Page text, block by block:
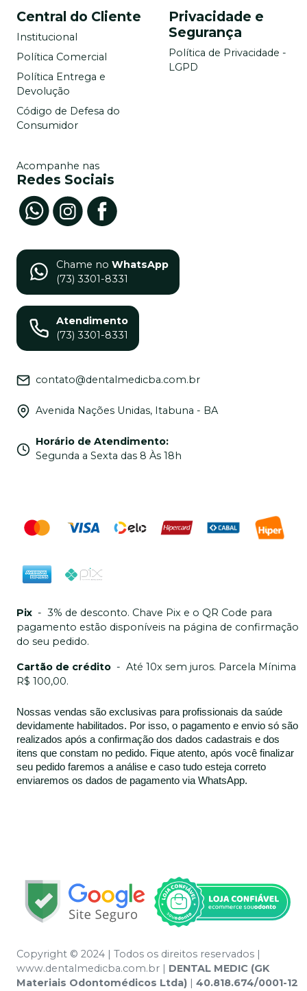
Central do Cliente
Institucional
Política Comercial
Política Entrega e
Devolução
Código de Defesa do
Consumidor
Privacidade e
Segurança
Política de Privacidade -
LGPD
Acompanhe nas
Redes Sociais
Chame no WhatsApp
(73) 3301-8331
Atendimento
(73) 3301-8331
contato@dentalmedicba.com.br
Avenida Nações Unidas, Itabuna - BA
Horário de Atendimento:
Segunda a Sexta das 8 Às 18h
Pix - 3% de desconto. Chave Pix e o QR Code para
pagamento estão disponíveis na página de confirmação
do seu pedido.
Cartão de crédito - Até 10x sem juros. Parcela Mínima
R$ 100,00.
Nossas vendas são exclusivas para profissionais da saúde
devidamente habilitados. Por isso, o pagamento e envio só são
realizados após a confirmação dos dados cadastrais e dos
itens que constam no pedido. Fique atento, após você finalizar
seu pedido faremos a análise e caso tudo esteja correto
enviaremos os dados de pagamento via WhatsApp.
Copyright © 2024 | Todos os direitos reservados |
www.dentalmedicba.com.br | DENTAL MEDIC (GK
Materiais Odontomédicos Ltda)
40.818.674/0001-12